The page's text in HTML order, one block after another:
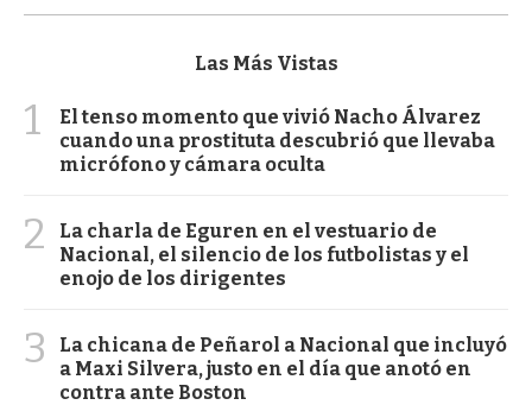
Las Más Vistas
1
El tenso momento que vivió Nacho Álvarez
cuando una prostituta descubrió que llevaba
micrófono y cámara oculta
2
La charla de Eguren en el vestuario de
Nacional, el silencio de los futbolistas y el
enojo de los dirigentes
3
La chicana de Peñarol a Nacional que incluyó
a Maxi Silvera, justo en el día que anotó en
contra ante Boston